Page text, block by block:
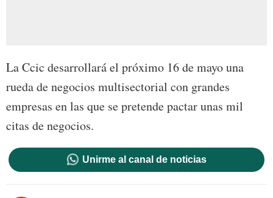
La Ccic desarrollará el próximo 16 de mayo una
rueda de negocios multisectorial con grandes
empresas en las que se pretende pactar unas mil
citas de negocios.
Unirme al canal de noticias